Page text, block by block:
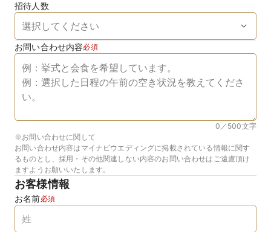
招待人数
お問い合わせ内容必須
0／500文字
※お問い合わせに関して
お問い合わせ内容はマイナビウエディングに掲載されている情報に関す
るものとし、採用・その他関連しない内容のお問い合わせはご遠慮頂け
ますようお願いいたします。
お客様情報
お名前必須